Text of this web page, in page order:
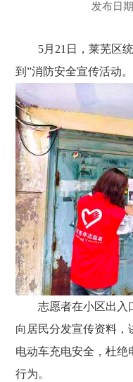
发布日
5月21日，莱芜区
到”消防安全宣传活动。
志愿者在小区出入
向居民分发宣传资料，
电动车充电安全，杜绝
行为。